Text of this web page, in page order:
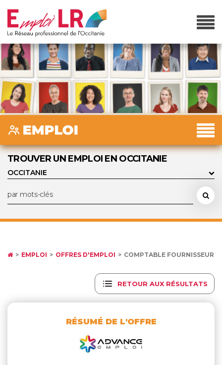
TROUVER UN EMPLOI EN OCCITANIE
EMPLOI OFFRES D'EMPLOI COMPTABLE FOURNISSEURS
RETOUR AUX RÉSULTATS
RÉSUMÉ DE L'OFFRE